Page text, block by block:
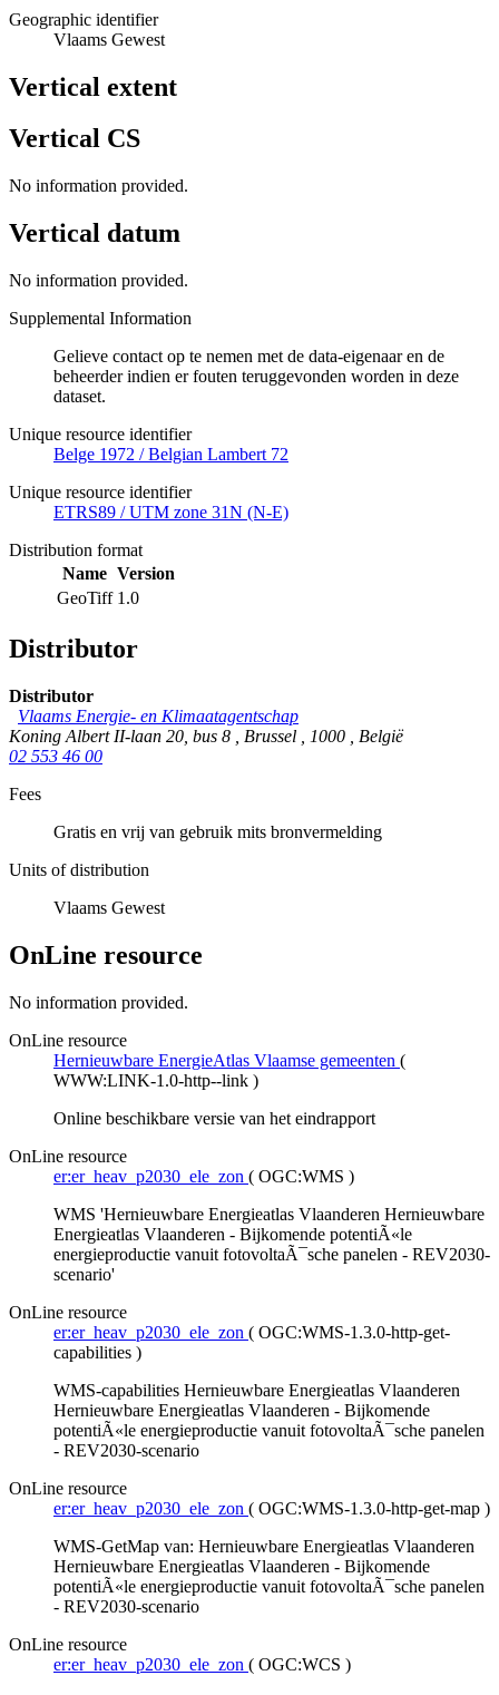
Geographic identifier
Vlaams Gewest
Vertical extent
Vertical CS
No information provided.
Vertical datum
No information provided.
Supplemental Information
Gelieve contact op te nemen met de data-eigenaar en de
beheerder indien er fouten teruggevonden worden in deze
dataset.
Unique resource identifier
Belge 1972 / Belgian Lambert 72
Unique resource identifier
ETRS89 / UTM zone 31N (N-E)
Distribution format
Name Version
GeoTiff 1.0
Distributor
Distributor
Vlaams Energie- en Klimaatagentschap
Koning Albert II-laan 20, bus 8
Brussel 1000
België
02 553 46 00
Fees
Gratis en vrij van gebruik mits bronvermelding
Units of distribution
Vlaams Gewest
OnLine resource
No information provided.
OnLine resource
Hernieuwbare EnergieAtlas Vlaamse gemeenten (
WWW:LINK-1.0-http--link )
Online beschikbare versie van het eindrapport
OnLine resource
er:er_heav_p2030_ele_zon ( OGC:WMS )
WMS 'Hernieuwbare Energieatlas Vlaanderen Hernieuwbare
Energieatlas Vlaanderen - Bijkomende potentiÃ«le
energieproductie vanuit fotovoltaÃ¯sche panelen - REV2030-
scenario'
OnLine resource
er:er_heav_p2030_ele_zon ( OGC:WMS-1.3.0-http-get-
capabilities )
WMS-capabilities Hernieuwbare Energieatlas Vlaanderen
Hernieuwbare Energieatlas Vlaanderen - Bijkomende
potentiÃ«le energieproductie vanuit fotovoltaÃ¯sche panelen
- REV2030-scenario
OnLine resource
er:er_heav_p2030_ele_zon ( OGC:WMS-1.3.0-http-get-map )
WMS-GetMap van: Hernieuwbare Energieatlas Vlaanderen
Hernieuwbare Energieatlas Vlaanderen - Bijkomende
potentiÃ«le energieproductie vanuit fotovoltaÃ¯sche panelen
- REV2030-scenario
OnLine resource
er:er_heav_p2030_ele_zon ( OGC:WCS )